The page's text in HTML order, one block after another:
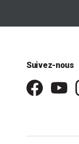
Suivez-nous